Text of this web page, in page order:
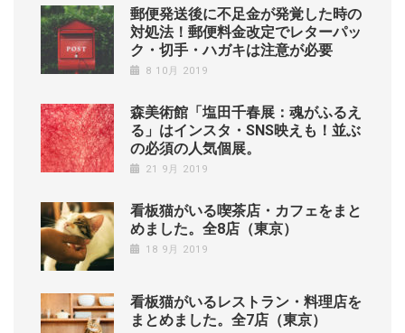
郵便発送後に不足金が発覚した時の
対処法！郵便料金改定でレターパッ
ク・切手・ハガキは注意が必要
8 10月 2019
森美術館「塩田千春展：魂がふるえ
る」はインスタ・SNS映えも！並ぶ
の必須の人気個展。
21 9月 2019
看板猫がいる喫茶店・カフェをまと
めました。全8店（東京）
18 9月 2019
看板猫がいるレストラン・料理店を
まとめました。全7店（東京）